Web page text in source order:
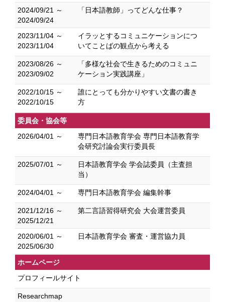
2024/09/21 ～
2024/09/24
「日本語教師」ってどんな仕事？
2023/11/04 ～
2023/11/04
イラッとするコミュニケーションにつ
いてことばの観点から考える
2023/08/26 ～
2023/09/02
「多様な社会で生きるためのコミュニ
ケーション実践講座」
2022/10/15 ～
2022/10/15
誰にとっても分かりやすい文書の書き
方
委員会・協会等
2026/04/01 ～
専門日本語教育学会 専門日本語教育学
会研究討論会実行委員長
2025/07/01 ～
日本語教育学会 学会誌委員（主査担
当）
2024/04/01 ～ 専門日本語教育学会 編集幹事
2021/12/16 ～
2025/12/21
第二言語習得研究会 大会運営委員
2020/06/01 ～
2025/06/30
日本語教育学会 審査・運営協力員
ホームページ
プロフィールサイト
Researchmap